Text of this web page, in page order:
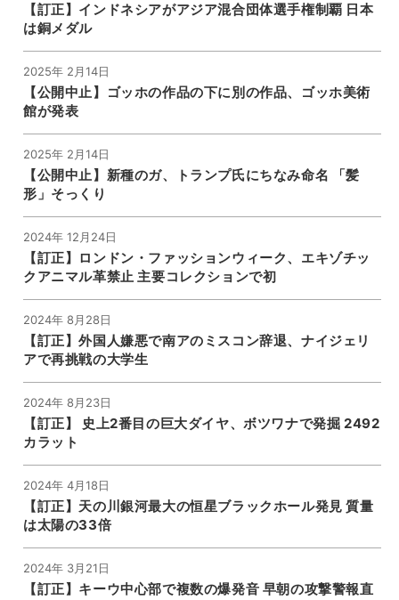
【訂正】インドネシアがアジア混合団体選手権制覇 日本
は銅メダル
2025年 2月14日
【公開中止】ゴッホの作品の下に別の作品、ゴッホ美術
館が発表
2025年 2月14日
【公開中止】新種のガ、トランプ氏にちなみ命名 「髪
形」そっくり
2024年 12月24日
【訂正】ロンドン・ファッションウィーク、エキゾチッ
クアニマル革禁止 主要コレクションで初
2024年 8月28日
【訂正】外国人嫌悪で南アのミスコン辞退、ナイジェリ
アで再挑戦の大学生
2024年 8月23日
【訂正】 史上2番目の巨大ダイヤ、ボツワナで発掘 2492
カラット
2024年 4月18日
【訂正】天の川銀河最大の恒星ブラックホール発見 質量
は太陽の33倍
2024年 3月21日
【訂正】キーウ中心部で複数の爆発音 早朝の攻撃警報直